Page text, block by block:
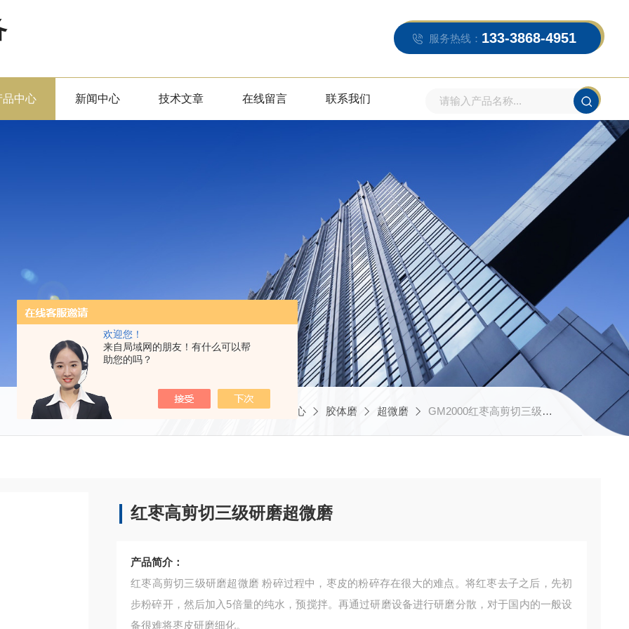
欢迎您！
来自局域网的朋友！有什么可以帮
助您的吗？
服务热线： 133-3868-4951
品中心 新闻中心 技术文章 在线留言 联系我们
当前位置：首页 产品中心 胶体磨 超微磨 GM2000红枣高剪切三级研磨超微磨
红枣高剪切三级研磨超微磨
产品简介：
红枣高剪切三级研磨超微磨 粉碎过程中，枣皮的粉碎存在很大的难点。将红枣去子之后，先初
步粉碎开，然后加入5倍量的纯水，预搅拌。再通过研磨设备进行研磨分散，对于国内的一般设
备很难将枣皮研磨细化。